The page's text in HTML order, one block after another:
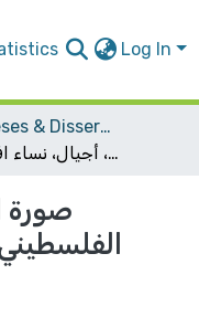
Log In
Student Theses & Dissertations
صورة المرأة في الإعلام الإذاعي الفلسطيني: صوت فلسطين، أجيال، نساء اف ام أنموذجاً
صورة